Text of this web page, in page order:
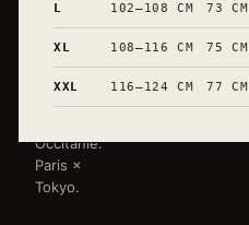
L 102–108 CM 73 CM
XL 108–116 CM 75 CM
XXL 116–124 CM 77 CM
robe sobre,
éditée en
très petites
Occitanie.
Paris ×
Tokyo.
Sweats
Tote bags
Mugs
Toute la